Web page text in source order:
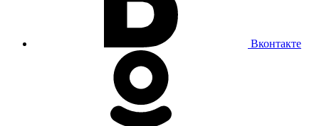
Вконтакте